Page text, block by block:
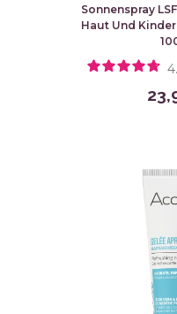
Sonnenspray
Haut Und